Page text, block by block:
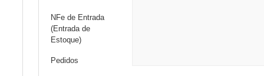
NFe de Entrada
(Entrada de
Estoque)
Pedidos